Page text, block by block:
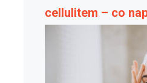
cellulitem – co